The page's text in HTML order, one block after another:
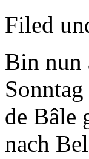
Filed
Bin nun
de Bâle
nach